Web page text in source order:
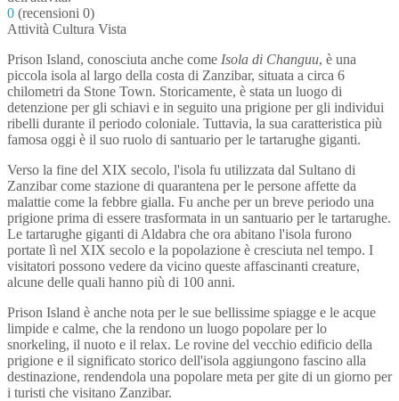
0 (recensioni 0)
Attività Cultura Vista
Prison Island, conosciuta anche come Isola di Changuu, è una
piccola isola al largo della costa di Zanzibar, situata a circa 6
chilometri da Stone Town. Storicamente, è stata un luogo di
detenzione per gli schiavi e in seguito una prigione per gli individui
ribelli durante il periodo coloniale. Tuttavia, la sua caratteristica più
famosa oggi è il suo ruolo di santuario per le tartarughe giganti.
Verso la fine del XIX secolo, l'isola fu utilizzata dal Sultano di
Zanzibar come stazione di quarantena per le persone affette da
malattie come la febbre gialla. Fu anche per un breve periodo una
prigione prima di essere trasformata in un santuario per le tartarughe.
Le tartarughe giganti di Aldabra che ora abitano l'isola furono
portate lì nel XIX secolo e la popolazione è cresciuta nel tempo. I
visitatori possono vedere da vicino queste affascinanti creature,
alcune delle quali hanno più di 100 anni.
Prison Island è anche nota per le sue bellissime spiagge e le acque
limpide e calme, che la rendono un luogo popolare per lo
snorkeling, il nuoto e il relax. Le rovine del vecchio edificio della
prigione e il significato storico dell'isola aggiungono fascino alla
destinazione, rendendola una popolare meta per gite di un giorno per
i turisti che visitano Zanzibar.